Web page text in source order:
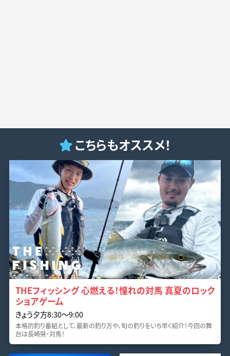
こちらもオススメ！
THEフィッシング 心燃える！憧れの対馬 真夏のロック
ショアゲーム
きょう夕方8:30〜9:00
本格的釣り番組として、最新の釣り方や、旬の釣りをいち早く紹介！今回の舞
台は長崎県・対馬！